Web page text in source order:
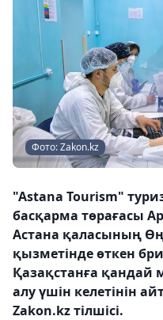
Фото: Zakon.kz
"Astana Tourism"
басқарма төрағасы
Астана қаласының
қызметінде өткен
Қазақстанға
алу үшін келетінін
Zakon.kz тілшісі.